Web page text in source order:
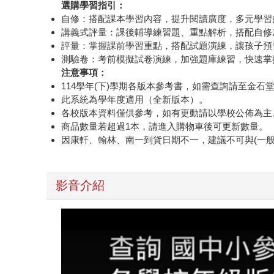
選購學習指引：
自修：搭配課本學習內容，提升閱讀廣度，多元學
講義式評量：課後輔導練習題、重點解析，搭配自
評量：掌握課前學習重點，搭配試題演練，讓孩子
測驗卷：考前模擬試卷演練，加強題庫練習，快速
注意事項：
114學年(下)學期各版本參考書，如需查詢請至金石
此系統為學年度適用（全新版本）。
各校版本資料僅供參考，如有更動請以學校公佈為主
商品數量若超過1本，請進入購物車後可更新數量。
因康軒、翰林、南一到貨日期不一，建議不可與(一
影音介紹